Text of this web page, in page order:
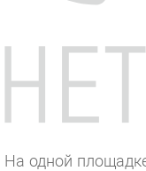
На одной